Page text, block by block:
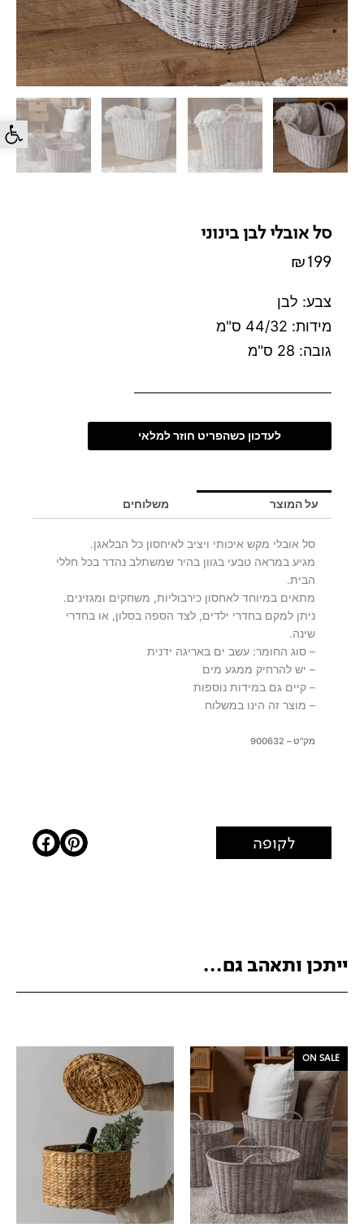
פתח
סל אובלי לבן בינוני
₪199
צבע: לבן
מידות: 44/32 ס"מ
גובה: 28 ס"מ
לעדכון כשהפריט חוזר למלאי
על המוצר משלוחים
סל אובלי מקש איכותי ויציב לאיחסון כל הבלאגן.
מגיע במראה טבעי בגוון בהיר שמשתלב נהדר בכל חללי
הבית.
מתאים במיוחד לאחסון כירבוליות, משחקים ומגזינים.
ניתן למקם בחדרי ילדים, לצד הספה בסלון, או בחדרי
שינה.
– סוג החומר: עשב ים באריגה ידנית
– יש להרחיק ממגע מים
– קיים גם במידות נוספות
– מוצר זה הינו במשלוח
מק"ט – 900632
לקופה
ייתכן ותאהב גם...
ON SALE